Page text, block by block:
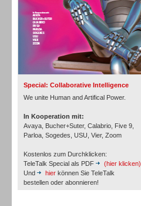
Special: Collaborative Intelligence
We unite Human and Artifical Power.
In Kooperation mit:
Avaya, Bucher+Suter, Calabrio, Five 9,
Parloa, Sogedes, USU, Vier, Zoom
Kostenlos zum Durchklicken:
TeleTalk Special als PDF
(hier klicken)
Und
hier können Sie TeleTalk
bestellen oder abonnieren!
Inbound